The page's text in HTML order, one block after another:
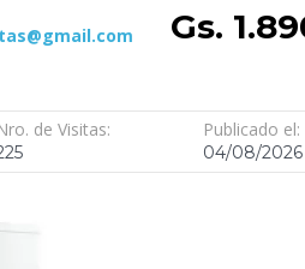
Gs.
de Visitas: Publicado el:
04/08/2026